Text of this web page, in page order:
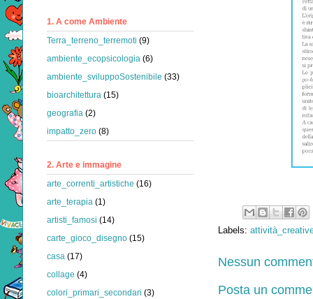
Labels:
Nessun
Posta un
1. A come Ambiente
Terra_terreno_terremoti (9)
ambiente_ecopsicologia (6)
ambiente_sviluppoSostenibile (33)
bioarchitettura (15)
geografia (2)
impatto_zero (8)
2. Arte e immagine
arte_correnti_artistiche (16)
arte_terapia (1)
artisti_famosi (14)
carte_gioco_disegno (15)
casa (17)
collage (4)
colori_primari_secondari (3)